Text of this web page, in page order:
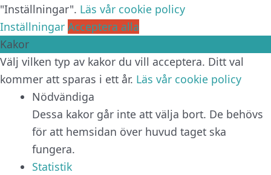
"Inställningar". Läs vår cookie policy
Inställningar Acceptera alla
Kakor
Välj vilken typ av kakor du vill acceptera. Ditt val
kommer att sparas i ett år. Läs vår cookie policy
Nödvändiga
Dessa kakor går inte att välja bort. De behövs
för att hemsidan över huvud taget ska
fungera.
Statistik